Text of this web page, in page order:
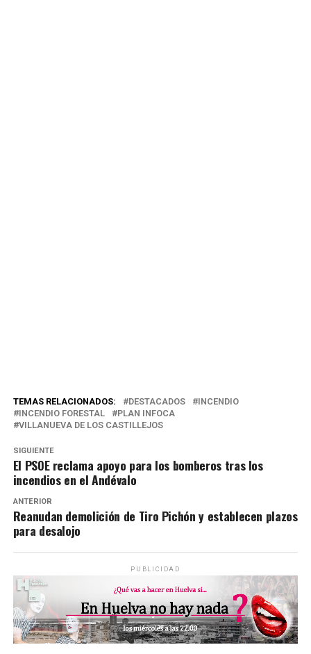
TEMAS RELACIONADOS: DESTACADOS
INCENDIO
INCENDIO FORESTAL
PLAN INFOCA
VILLANUEVA DE LOS CASTILLEJOS
SIGUIENTE
El PSOE reclama apoyo para los bomberos tras los
incendios en el Andévalo
ANTERIOR
Reanudan demolición de Tiro Pichón y establecen plazos
para desalojo
PUBLICIDAD